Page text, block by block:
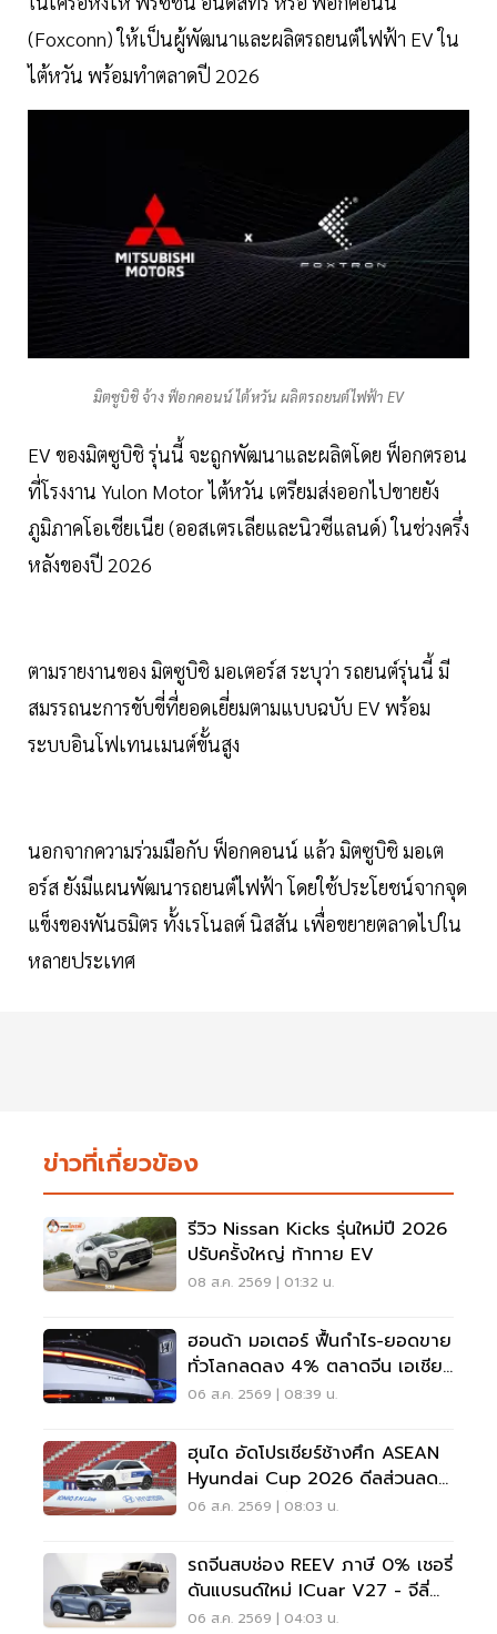
(Foxconn) ให้เป็นผู้พัฒนาและผลิตรถยนต์ไฟฟ้า EV ใน
ไต้หวัน พร้อมทำตลาดปี 2026
มิตซูบิชิ จ้าง ฟ็อกคอนน์ ไต้หวัน ผลิตรถยนต์ไฟฟ้า EV
EV ของมิตซูบิชิ รุ่นนี้ จะถูกพัฒนาและผลิตโดย ฟ็อกตรอน
ที่โรงงาน Yulon Motor ไต้หวัน เตรียมส่งออกไปขายยัง
ภูมิภาคโอเชียเนีย (ออสเตรเลียและนิวซีแลนด์) ในช่วงครึ่ง
หลังของปี 2026
ตามรายงานของ มิตซูบิชิ มอเตอร์ส ระบุว่า รถยนต์รุ่นนี้ มี
สมรรถนะการขับขี่ที่ยอดเยี่ยมตามแบบฉบับ EV พร้อม
ระบบอินโฟเทนเมนต์ขั้นสูง
นอกจากความร่วมมือกับ ฟ็อกคอนน์ แล้ว มิตซูบิชิ มอเต
อร์ส ยังมีแผนพัฒนารถยนต์ไฟฟ้า โดยใช้ประโยชน์จากจุด
แข็งของพันธมิตร ทั้งเรโนลต์ นิสสัน เพื่อขยายตลาดไปใน
หลายประเทศ
ข่าวที่เกี่ยวข้อง
รีวิว Nissan Kicks รุ่นใหม่ปี 2026
ปรับครั้งใหญ่ ท้าทาย EV
08 ส.ค. 2569 | 01:32 น.
ฮอนด้า มอเตอร์ ฟื้นกำไร-ยอดขาย
ทั่วโลกลดลง 4% ตลาดจีน เอเชีย
ร่วง
06 ส.ค. 2569 | 08:39 น.
ฮุนได อัดโปรเชียร์ช้างศึก ASEAN
Hyundai Cup 2026 ดีลส่วนลด
5 แสน แจกเสื้อทีมชาติไทย
06 ส.ค. 2569 | 08:03 น.
รถจีนสบช่อง REEV ภาษี 0% เชอรี่
ดันแบรนด์ใหม่ ICuar V27 - จีลี่
ส่ง Starray
06 ส.ค. 2569 | 04:03 น.